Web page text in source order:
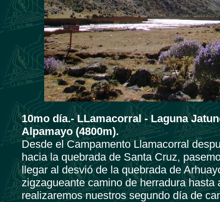
10mo día.- LLamacorral - Laguna
Alpamayo (4800m).
Desde el Campamento Llamacorral
hacia la quebrada de Santa Cruz,
llegar al desvió de la quebrada de
zigzagueante camino de herradura
realizaremos nuestros segundo día de